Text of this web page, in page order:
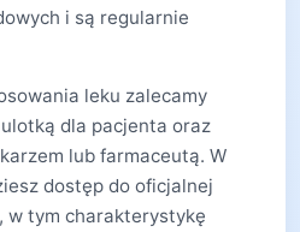
i są regularnie
leku zalecamy
dla pacjenta oraz
lub farmaceutą. W
dostęp do oficjalnej
w tym charakterystykę